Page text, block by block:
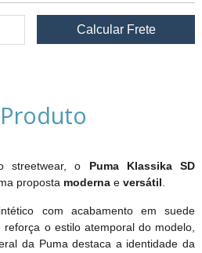
streetwear, o Puma Klassika SD
proposta moderna e versátil
com acabamento em suede
o estilo atemporal do modelo,
da Puma destaca a identidade da